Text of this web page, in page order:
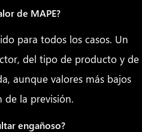
de MAPE?
para todos los casos. Un
del tipo de producto y de
aunque valores más bajos
de la previsión.
engañoso?